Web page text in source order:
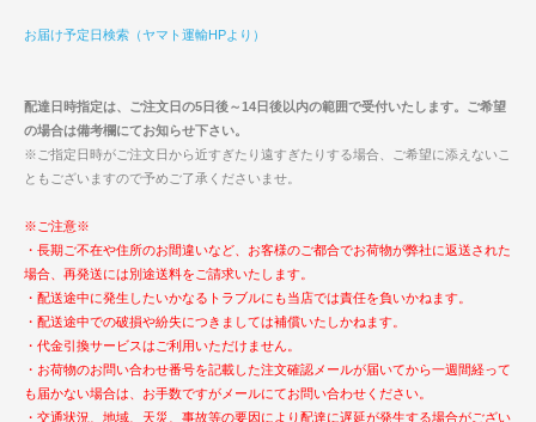
お届け予定日検索（ヤマト運輸HPより）
配達日時指定は、ご注文日の5日後～14日後以内の範囲で受付いたします。ご希望
の場合は備考欄にてお知らせ下さい。
※ご指定日時がご注文日から近すぎたり遠すぎたりする場合、ご希望に添えないこ
ともございますので予めご了承くださいませ。
※ご注意※
・長期ご不在や住所のお間違いなど、お客様のご都合でお荷物が弊社に返送された
場合、再発送には別途送料をご請求いたします。
・配送途中に発生したいかなるトラブルにも当店では責任を負いかねます。
・配送途中での破損や紛失につきましては補償いたしかねます。
・代金引換サービスはご利用いただけません。
・お荷物のお問い合わせ番号を記載した注文確認メールが届いてから一週間経って
も届かない場合は、お手数ですがメールにてお問い合わせください。
・交通状況、地域、天災、事故等の要因により配達に遅延が発生する場合がござい